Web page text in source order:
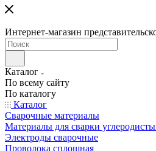
Интернет-магазин
Каталог
По всему сайту
По каталогу
Каталог
Сварочные материалы
Материалы для сварки
Электроды сварочные
Проволока сплошная